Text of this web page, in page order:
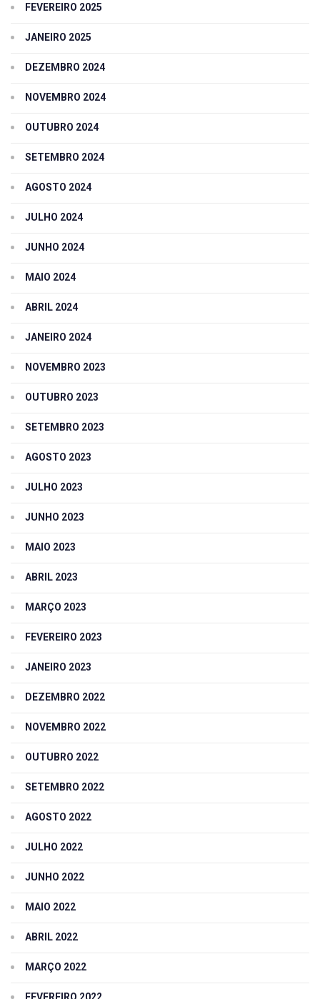
FEVEREIRO 2025
JANEIRO 2025
DEZEMBRO 2024
NOVEMBRO 2024
OUTUBRO 2024
SETEMBRO 2024
AGOSTO 2024
JULHO 2024
JUNHO 2024
MAIO 2024
ABRIL 2024
JANEIRO 2024
NOVEMBRO 2023
OUTUBRO 2023
SETEMBRO 2023
AGOSTO 2023
JULHO 2023
JUNHO 2023
MAIO 2023
ABRIL 2023
MARÇO 2023
FEVEREIRO 2023
JANEIRO 2023
DEZEMBRO 2022
NOVEMBRO 2022
OUTUBRO 2022
SETEMBRO 2022
AGOSTO 2022
JULHO 2022
JUNHO 2022
MAIO 2022
ABRIL 2022
MARÇO 2022
FEVEREIRO 2022